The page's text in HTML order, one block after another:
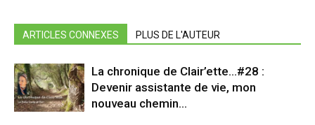
ARTICLES CONNEXES PLUS DE L'AUTEUR
La chronique de Clair’ette…#28 :
Devenir assistante de vie, mon
nouveau chemin…